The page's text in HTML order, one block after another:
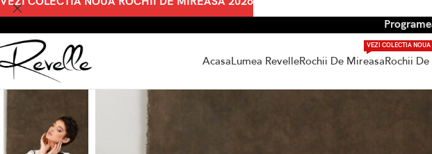
AcasaLumea RevelleRochii De Mireasa
VEZI COLECTIA NOUA
Rochii De